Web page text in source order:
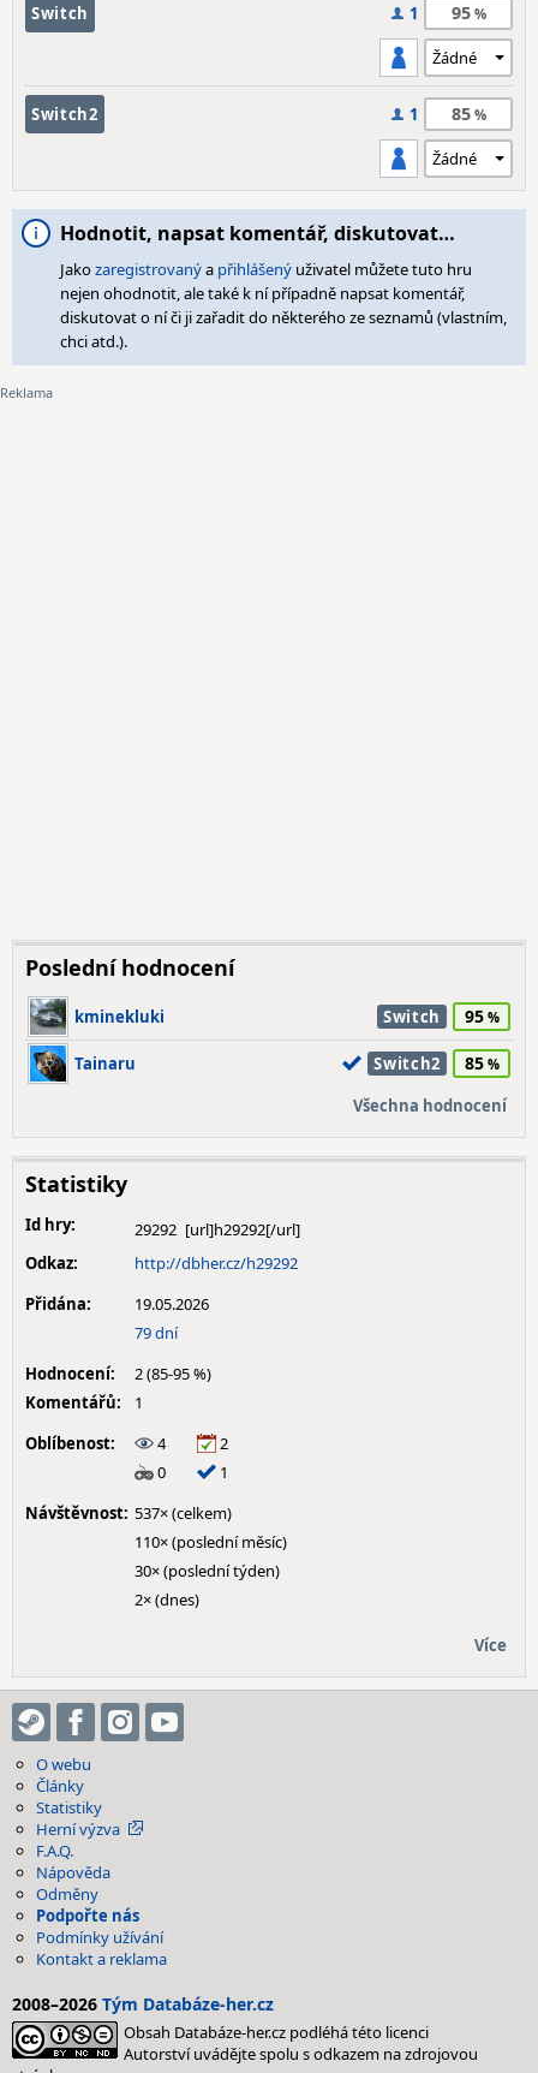
Switch 1 95
Switch2 1 85
Hodnotit, napsat komentář, diskutovat…
Jakozaregistrovanýa přihlášený uživatel můžete tuto hru
nejen ohodnotit, ale také k ní případně napsat komentář,
diskutovat o ní či ji zařadit do některého ze seznamů (vlastním,
chci atd.).
Poslední hodnocení
kminekluki Switch 95
Tainaru Switch2 85
Všechna hodnocení
Statistiky
Id hry:
29292
Odkaz:
http://dbher.cz/h29292
Přidána:
19.05.2026
79 dní
Hodnocení:
2 (85-95 %)
Komentářů:
1
Oblíbenost:
4
2
0
1
Návštěvnost: 537× (celkem)
110× (poslední měsíc)
30× (poslední týden)
2× (dnes)
Více
O webu
Články
Statistiky
Herní výzva
F.A.Q.
Nápověda
Odměny
Podpořte nás
Podmínky užívání
Kontakt a reklama
2008–2026 Tým Databáze-her.cz
Obsah Databáze-her.cz podléhá této licenci
Autorství uvádějte spolu s odkazem na zdrojovou